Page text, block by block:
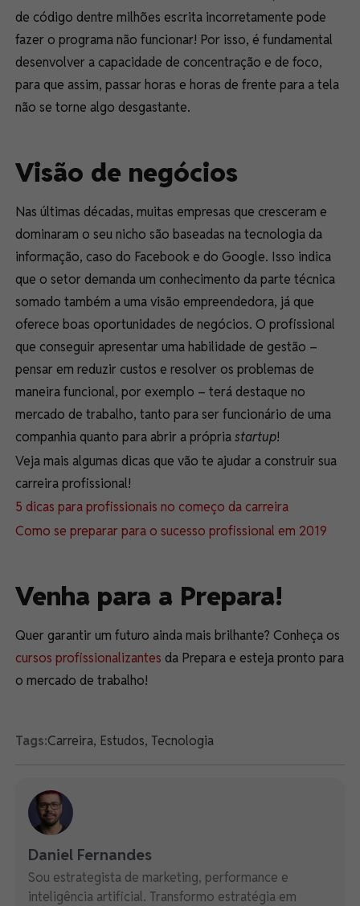
de código dentre milhões escrita incorretamente pode
fazer o programa não funcionar! Por isso, é fundamental
desenvolver a capacidade de concentração e de foco,
para que assim, passar horas e horas de frente para a tela
não se torne algo desgastante.
Visão de negócios
Nas últimas décadas, muitas empresas que cresceram e
dominaram o seu nicho são baseadas na tecnologia da
informação, caso do Facebook e do Google. Isso indica
que o setor demanda um conhecimento da parte técnica
somado também a uma visão empreendedora, já que
oferece boas oportunidades de negócios. O profissional
que conseguir apresentar uma habilidade de gestão –
pensar em reduzir custos e resolver os problemas de
maneira funcional, por exemplo – terá destaque no
mercado de trabalho, tanto para ser funcionário de uma
companhia quanto para abrir a própriastartup!
Veja mais algumas dicas que vão te ajudar a construir sua
carreira profissional!
5 dicas para profissionais no começo da carreira
Como se preparar para o sucesso profissional em 2019
Venha para a Prepara!
Quer garantir um futuro ainda mais brilhante? Conheça os
cursos profissionalizantes da Prepara e esteja pronto para
o mercado de trabalho!
Tags:Carreira, Estudos, Tecnologia
Daniel Fernandes
Sou estrategista de marketing, performance e
inteligência artificial. Transformo estratégia em